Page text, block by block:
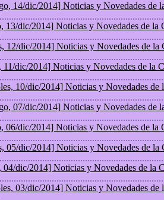
14/dic/2014] Noticias y Novedades de
13/dic/2014] Noticias y Novedades de la
12/dic/2014] Noticias y Novedades de la
11/dic/2014] Noticias y Novedades de la
10/dic/2014] Noticias y Novedades de
07/dic/2014] Noticias y Novedades de
06/dic/2014] Noticias y Novedades de la
05/dic/2014] Noticias y Novedades de la
04/dic/2014] Noticias y Novedades de la
03/dic/2014] Noticias y Novedades de